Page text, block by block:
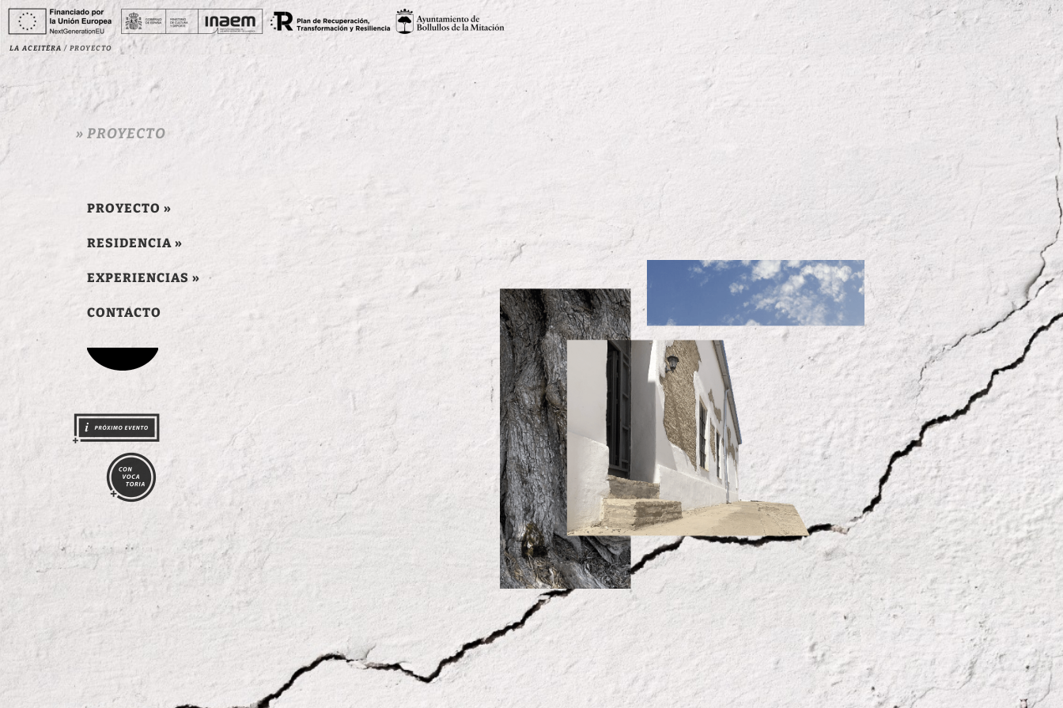
» PROYECTO
PROYECTO »
RESIDENCIA »
EXPERIENCIAS »
CONTACTO
La Aceitera / Proyecto